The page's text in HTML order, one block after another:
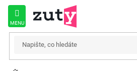
Přejít
obsah